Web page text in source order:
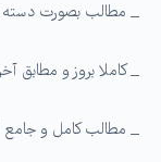
_ مطالب بصورت دسته
_ کاملا بروز و مطابق
_ مطالب کامل و